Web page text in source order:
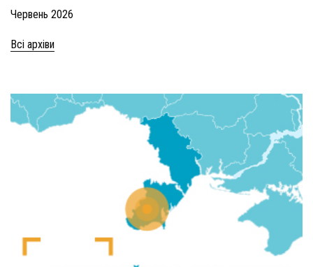
Червень 2026
Всі архіви